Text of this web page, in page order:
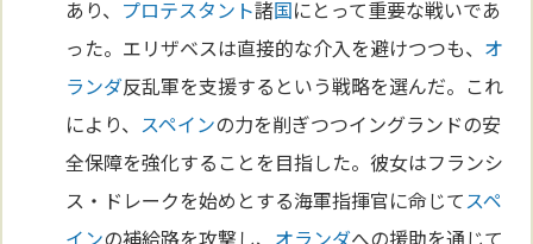
あり、 プロテスタント諸国にとって重要な戦いであ
った。エリザベスは直接的な介入を避けつつも、 オ
ランダ反乱軍を支援するという戦略を選んだ。これ
により、 スペインの力を削ぎつつイングランドの安
全保障を強化することを目指した。彼女はフランシ
ス・ドレークを始めとする海軍指揮官に命じてスペ
インの補給路を攻撃し、 オランダへの援助を通じて